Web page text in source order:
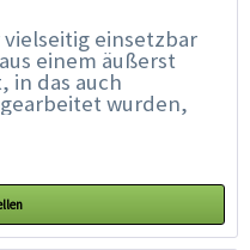
einsetzbar
einem äußerst
in das auch
wurden,